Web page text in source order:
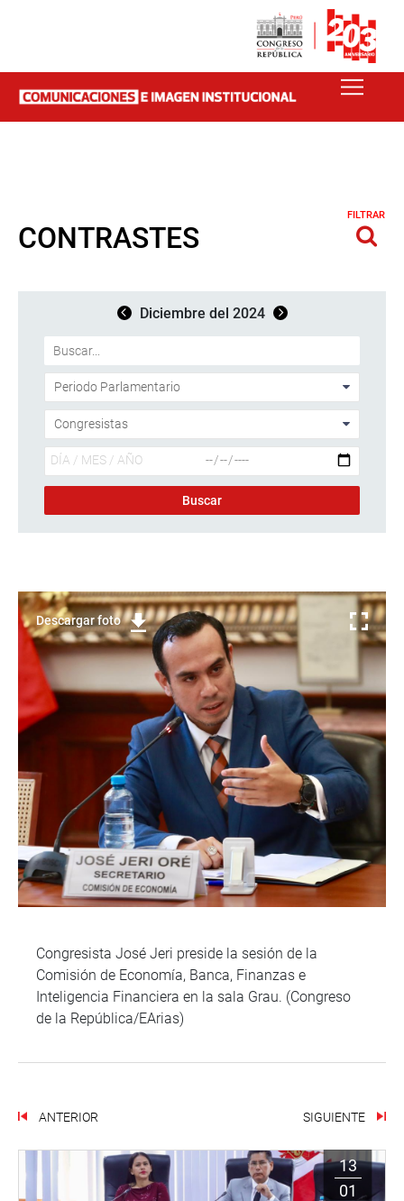
CONTRASTES
FILTRAR
Diciembre del 2024
Descargar foto
Congresista José Jeri preside la sesión de la
Comisión de Economía, Banca, Finanzas e
Inteligencia Financiera en la sala Grau. (Congreso
de la República/EArias)
ANTERIOR SIGUIENTE
13
01